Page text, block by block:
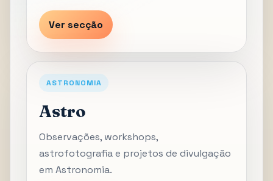
Ver secção
ASTRONOMIA
Astro
Observações, workshops,
astrofotografia e projetos de divulgação
em Astronomia.